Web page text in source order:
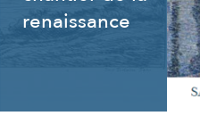
renaissance